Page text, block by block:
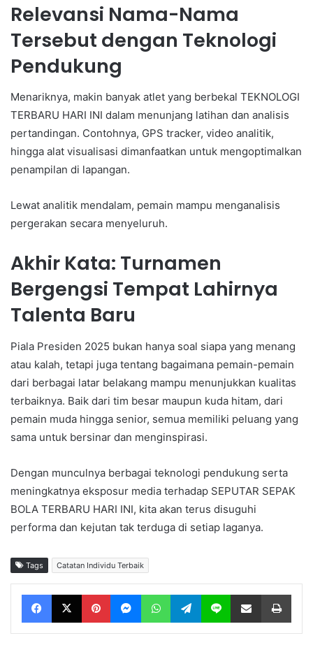
Relevansi Nama-Nama
Tersebut dengan Teknologi
Pendukung
Menariknya, makin banyak atlet yang berbekal TEKNOLOGI
TERBARU HARI INI dalam menunjang latihan dan analisis
pertandingan. Contohnya, GPS tracker, video analitik,
hingga alat visualisasi dimanfaatkan untuk mengoptimalkan
penampilan di lapangan.
Lewat analitik mendalam, pemain mampu menganalisis
pergerakan secara menyeluruh.
Akhir Kata: Turnamen
Bergengsi Tempat Lahirnya
Talenta Baru
Piala Presiden 2025 bukan hanya soal siapa yang menang
atau kalah, tetapi juga tentang bagaimana pemain-pemain
dari berbagai latar belakang mampu menunjukkan kualitas
terbaiknya. Baik dari tim besar maupun kuda hitam, dari
pemain muda hingga senior, semua memiliki peluang yang
sama untuk bersinar dan menginspirasi.
Dengan munculnya berbagai teknologi pendukung serta
meningkatnya eksposur media terhadap SEPUTAR SEPAK
BOLA TERBARU HARI INI, kita akan terus disuguhi
performa dan kejutan tak terduga di setiap laganya.
Tags Catatan Individu Terbaik
Facebook X Pinterest Messenger WhatsApp Telegram Line Share via Email